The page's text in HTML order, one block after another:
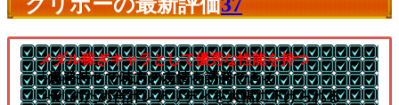
メダル稼ぎキャラとして優秀な性能を持つ
└爆発持ちで味方の友情を誘発できる
└★1のため合計レアリティを大幅に下げられる